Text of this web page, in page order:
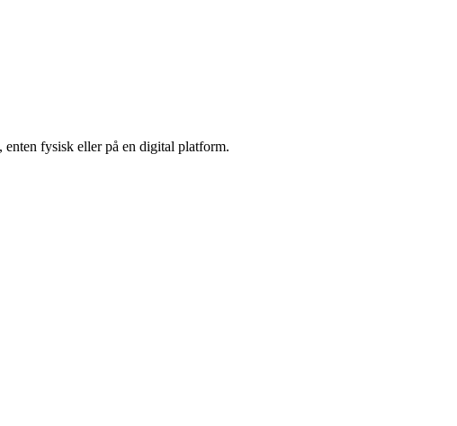
fysisk eller på en digital platform.